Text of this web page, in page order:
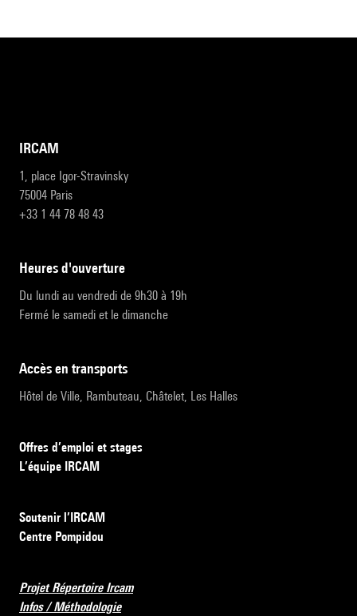
IRCAM
1, place Igor-Stravinsky
75004 Paris
+33 1 44 78 48 43
heures d'ouverture
Du lundi au vendredi de 9h30 à 19h
Fermé le samedi et le dimanche
accès en transports
Hôtel de Ville, Rambuteau, Châtelet, Les Halles
Offres d’emploi et stages
L’équipe IRCAM
Soutenir l’IRCAM
Centre Pompidou
Projet Répertoire Ircam
Infos / Méthodologie